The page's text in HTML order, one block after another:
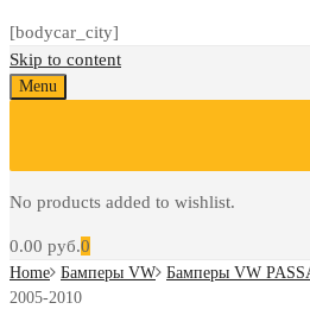
[bodycar_city]
Skip to content
Menu
No products added to wishlist.
0.00 руб.0
Home Бамперы VW Бамперы VW
2005-2010